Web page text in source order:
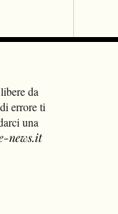
da
errore ti
una
news.it